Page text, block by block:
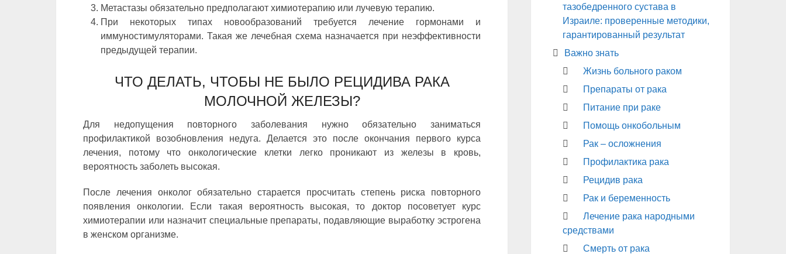
Метастазы обязательно предполагают химиотерапию или лучевую терапию.
При некоторых типах новообразований требуется лечение гормонами и
иммуностимуляторами. Такая же лечебная схема назначается при неэффективности
предыдущей терапии.
ЧТО ДЕЛАТЬ, ЧТОБЫ НЕ БЫЛО РЕЦИДИВА РАКА
МОЛОЧНОЙ ЖЕЛЕЗЫ?
Для недопущения повторного заболевания нужно обязательно заниматься
профилактикой возобновления недуга. Делается это после окончания первого курса
лечения, потому что онкологические клетки легко проникают из железы в кровь,
вероятность заболеть высокая.
После лечения онколог обязательно старается просчитать степень риска повторного
появления онкологии. Если такая вероятность высокая, то доктор посоветует курс
химиотерапии или назначит специальные препараты, подавляющие выработку эстрогена
в женском организме.
тазобедренного сустава в
Израиле: проверенные методики,
гарантированный результат
Важно знать
Жизнь больного раком
Препараты от рака
Питание при раке
Помощь онкобольным
Рак – осложнения
Профилактика рака
Рецидив рака
Рак и беременность
Лечение рака народными
средствами
Смерть от рака